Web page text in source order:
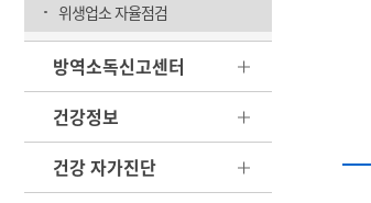
위생업소 자율점검
방역소독신고센터
건강정보
건강 자가진단